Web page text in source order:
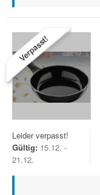
Verpasst!
Leider verpasst!
Gültig: 15.12. -
21.12.